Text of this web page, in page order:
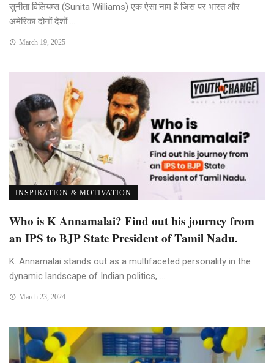
सुनीता विलियम्स (Sunita Williams) एक ऐसा नाम है जिस पर भारत और
अमेरिका दोनों देशों ...
March 19, 2025
INSPIRATION & MOTIVATION
Who is K Annamalai? Find out his journey from
an IPS to BJP State President of Tamil Nadu.
K. Annamalai stands out as a multifaceted personality in the
dynamic landscape of Indian politics, ...
March 23, 2024